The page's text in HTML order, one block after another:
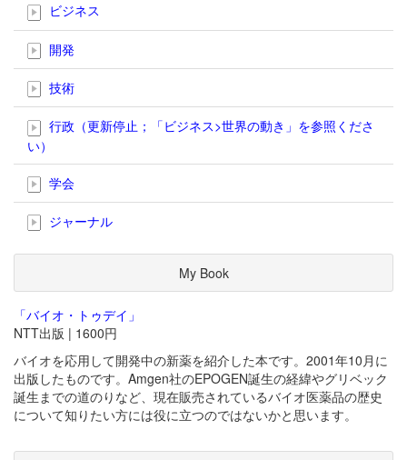
ビジネス
開発
技術
行政（更新停止；「ビジネス>世界の動き」を参照くださ
い）
学会
ジャーナル
My Book
「バイオ・トゥデイ」
NTT出版 | 1600円
バイオを応用して開発中の新薬を紹介した本です。2001年10月に
出版したものです。Amgen社のEPOGEN誕生の経緯やグリベック
誕生までの道のりなど、現在販売されているバイオ医薬品の歴史
について知りたい方には役に立つのではないかと思います。